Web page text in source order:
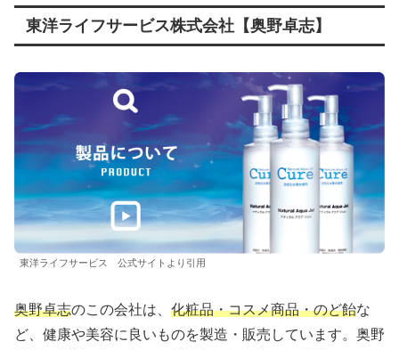
東洋ライフサービス株式会社【奥野卓志】
東洋ライフサービス 公式サイトより引用
奥野卓志のこの会社は、 化粧品・コスメ商品・のど飴な
ど、健康や美容に良いものを製造・販売しています。奥野